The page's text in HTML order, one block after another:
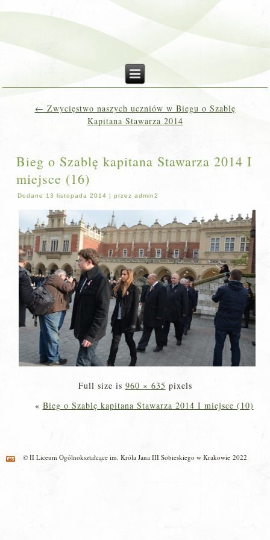
← Zwycięstwo naszych uczniów w Biegu o Szablę
Kapitana Stawarza 2014
Bieg o Szablę kapitana Stawarza 2014 I
miejsce (16)
Dodane 13 listopada 2014 |przez admin2
Full size is 960 × 635 pixels
« Bieg o Szablę kapitana Stawarza 2014 I miejsce (10)
© II Liceum Ogólnokształcące im. Króla Jana III Sobieskiego w Krakowie 2022